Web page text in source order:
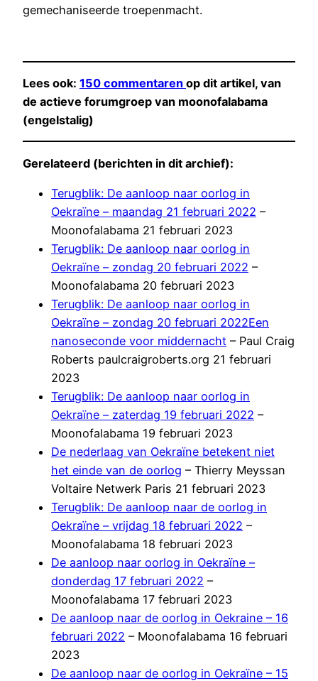
gemechaniseerde troepenmacht.
Lees ook: 150 commentaren op dit artikel, van
de actieve forumgroep van moonofalabama
(engelstalig)
Gerelateerd (berichten in dit archief):
Terugblik: De aanloop naar oorlog in
Oekraïne – maandag 21 februari 2022 –
Moonofalabama 21 februari 2023
Terugblik: De aanloop naar oorlog in
Oekraïne – zondag 20 februari 2022 –
Moonofalabama 20 februari 2023
Terugblik: De aanloop naar oorlog in
Oekraïne – zondag 20 februari 2022Een
nanoseconde voor middernacht – Paul Craig
Roberts paulcraigroberts.org 21 februari
2023
Terugblik: De aanloop naar oorlog in
Oekraïne – zaterdag 19 februari 2022 –
Moonofalabama 19 februari 2023
De nederlaag van Oekraïne betekent niet
het einde van de oorlog – Thierry Meyssan
Voltaire Netwerk Paris 21 februari 2023
Terugblik: De aanloop naar de oorlog in
Oekraïne – vrijdag 18 februari 2022 –
Moonofalabama 18 februari 2023
De aanloop naar oorlog in Oekraïne –
donderdag 17 februari 2022 –
Moonofalabama 17 februari 2023
De aanloop naar de oorlog in Oekraine – 16
februari 2022 – Moonofalabama 16 februari
2023
De aanloop naar de oorlog in Oekraïne – 15